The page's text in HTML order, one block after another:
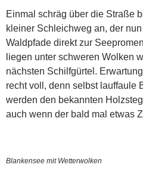
Einmal schräg über die Straße
kleiner Schleichweg an, der
Waldpfade direkt zur
liegen unter schweren Wolken
nächsten Schilfgürtel.
recht voll, denn selbst lauffaule
werden den bekannten
auch wenn der bald mal etwas
Blankensee mit Wetterwolken